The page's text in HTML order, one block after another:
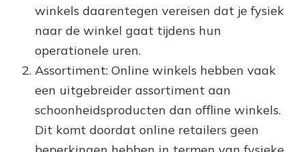
winkels daarentegen vereisen dat je fysiek
naar de winkel gaat tijdens hun
operationele uren.
Assortiment: Online winkels hebben vaak
een uitgebreider assortiment aan
schoonheidsproducten dan offline winkels.
Dit komt doordat online retailers geen